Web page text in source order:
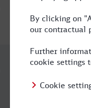
17.08.26
08:15
17.08.26